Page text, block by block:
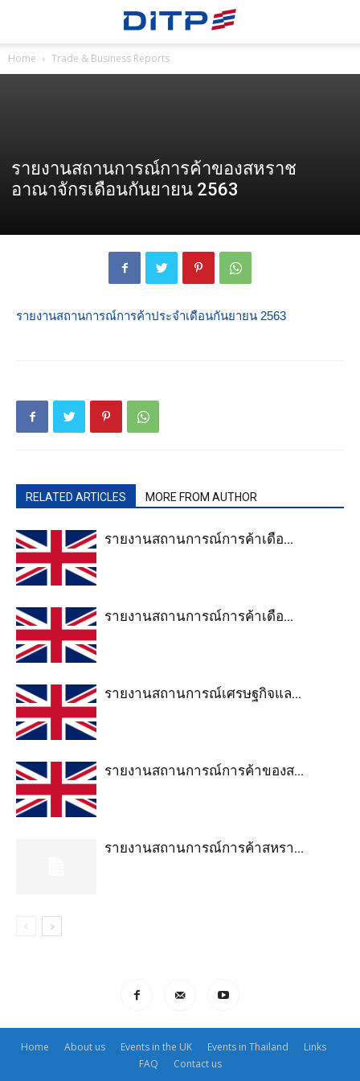
Home Trade & Business Reports
รายงานสถานการณ์การค้าของสหราช
อาณาจักรเดือนกันยายน 2563
รายงานสถานการณ์การค้าประจำเดือนกันยายน 2563
RELATED ARTICLES MORE FROM AUTHOR
รายงานสถานการณ์การค้าเดือ...
รายงานสถานการณ์การค้าเดือ...
รายงานสถานการณ์เศรษฐกิจแล...
รายงานสถานการณ์การค้าของส...
รายงานสถานการณ์การค้าสหรา...
Home About us Events in the UK Events in Thailand
Links
FAQ
Contact us